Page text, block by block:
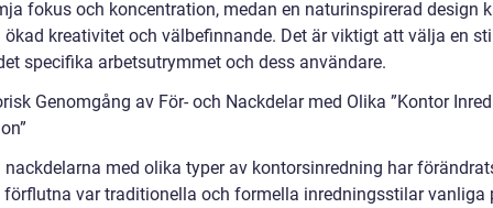
fokus och koncentration, medan en naturinspirerad design
kreativitet och välbefinnande. Det är viktigt att välja en
specifika arbetsutrymmet och dess användare.
Genomgång av För- och Nackdelar med Olika ”Kontor
nackdelarna med olika typer av kontorsinredning har
förflutna var traditionella och formella inredningsstilar vanliga